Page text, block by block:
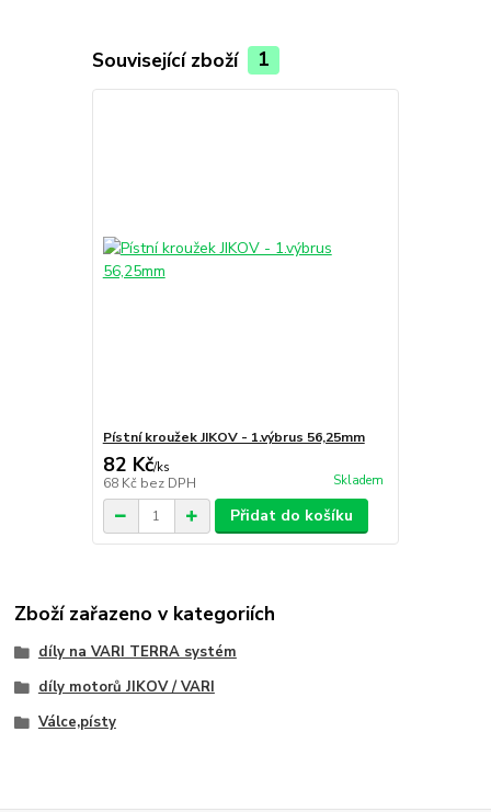
Související zboží 1
Pístní kroužek JIKOV - 1.výbrus 56,25mm
82 Kč/ks
68 Kč bez DPH Skladem
Přidat do košíku
Zboží zařazeno v kategoriích
díly na VARI TERRA systém
díly motorů JIKOV / VARI
Válce,písty